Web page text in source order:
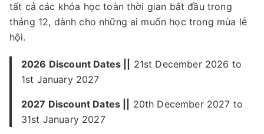
tất cả các khóa học toàn thời gian bắt đầu trong
tháng 12, dành cho những ai muốn học trong mùa lễ
hội.
2026 Discount Dates ||
21st December 2026 to
1st January 2027
2027 Discount Dates ||
20th December 2027 to
31st January 2027